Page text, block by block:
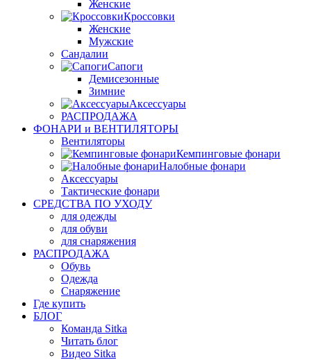
Женские
Кроссовки
Женские
Мужские
Сандалии
Сапоги
Демисезонные
Зимние
Аксессуары
РАСПРОДАЖА
ФОНАРИ и ВЕНТИЛЯТОРЫ
Вентиляторы
Кемпинговые фонари
Налобные фонари
Аксессуары
Тактические фонари
СРЕДСТВА ПО УХОДУ
для одежды
для обуви
для снаряжения
РАСПРОДАЖА
Обувь
Одежда
Снаряжение
Где купить
БЛОГ
Команда Sitka
Читать блог
Видео Sitka